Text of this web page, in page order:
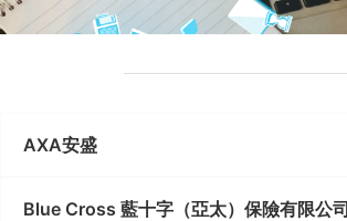
AXA安盛
Blue Cross 藍十字（亞太）保險有限公司